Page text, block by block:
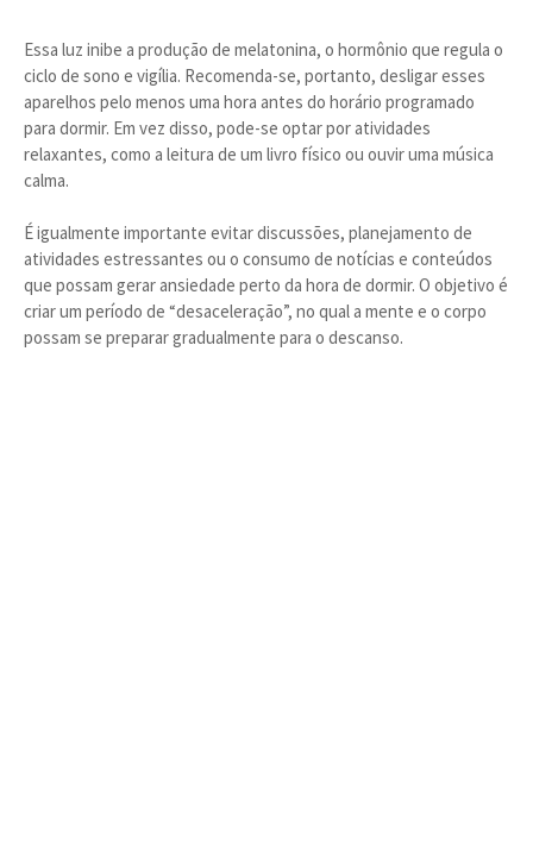
Essa luz inibe a produção de melatonina, o hormônio que regula o
ciclo de sono e vigília. Recomenda-se, portanto, desligar esses
aparelhos pelo menos uma hora antes do horário programado
para dormir. Em vez disso, pode-se optar por atividades
relaxantes, como a leitura de um livro físico ou ouvir uma música
calma.
É igualmente importante evitar discussões, planejamento de
atividades estressantes ou o consumo de notícias e conteúdos
que possam gerar ansiedade perto da hora de dormir. O objetivo é
criar um período de “desaceleração”, no qual a mente e o corpo
possam se preparar gradualmente para o descanso.